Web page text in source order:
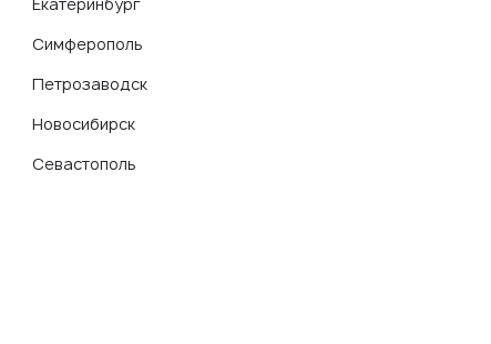
Симферополь
Петрозаводск
Новосибирск
Севастополь